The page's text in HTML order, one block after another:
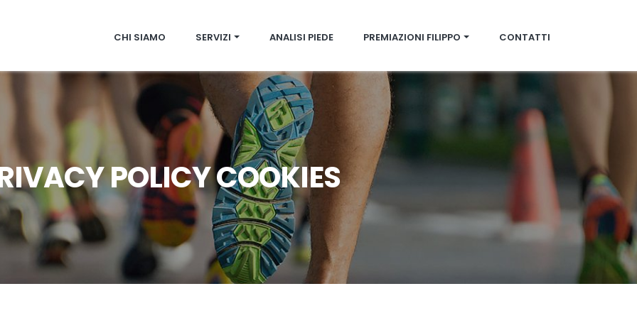
CHI SIAMO SERVIZI ANALISI PIEDE PREMIAZIONI FILIPPO CONTATTI
POLICY COOKIES